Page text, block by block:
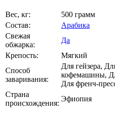
Вес, кг:
500 грамм
Состав:
Арабика
Свежая
обжарка:
Да
Крепость:
Мягкий
Способ
заваривания:
Для гейзера,
кофемашины,
Для френч-
Страна
происхождения:
Эфиопия